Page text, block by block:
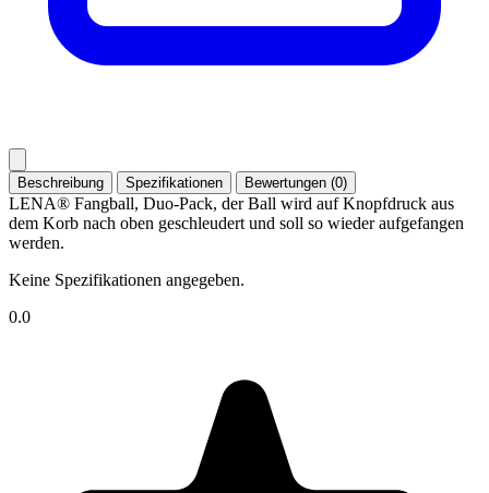
Beschreibung Spezifikationen Bewertungen (0)
LENA® Fangball, Duo-Pack, der Ball wird auf Knopfdruck aus
dem Korb nach oben geschleudert und soll so wieder aufgefangen
werden.
Keine Spezifikationen angegeben.
0.0